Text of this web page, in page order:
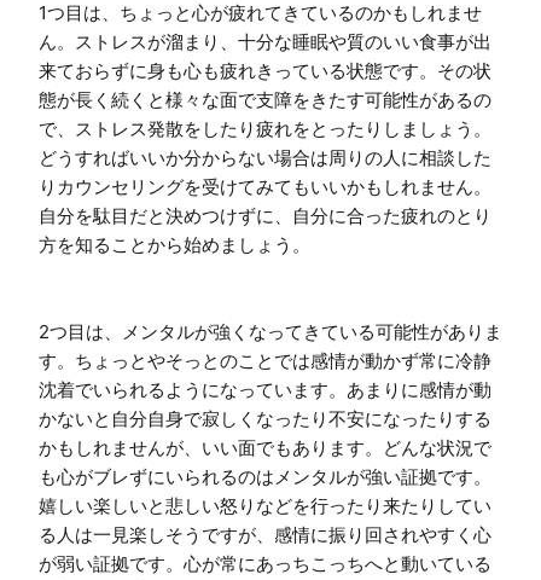
1つ目は、ちょっと心が疲れてきているのかもしれませ
ん。ストレスが溜まり、十分な睡眠や質のいい食事が出
来ておらずに身も心も疲れきっている状態です。その状
態が長く続くと様々な面で支障をきたす可能性があるの
で、ストレス発散をしたり疲れをとったりしましょう。
どうすればいいか分からない場合は周りの人に相談した
りカウンセリングを受けてみてもいいかもしれません。
自分を駄目だと決めつけずに、自分に合った疲れのとり
方を知ることから始めましょう。
2つ目は、メンタルが強くなってきている可能性がありま
す。ちょっとやそっとのことでは感情が動かず常に冷静
沈着でいられるようになっています。あまりに感情が動
かないと自分自身で寂しくなったり不安になったりする
かもしれませんが、いい面でもあります。どんな状況で
も心がブレずにいられるのはメンタルが強い証拠です。
嬉しい楽しいと悲しい怒りなどを行ったり来たりしてい
る人は一見楽しそうですが、感情に振り回されやすく心
が弱い証拠です。心が常にあっちこっちへと動いている